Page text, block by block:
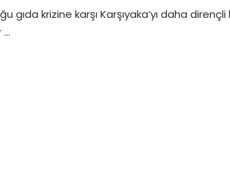
gıda krizine karşı Karşıyaka’yı daha
…